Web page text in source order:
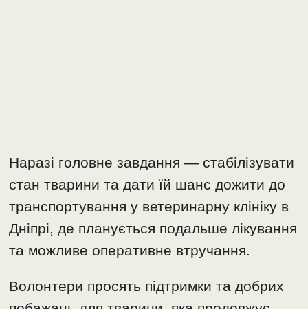
Наразі головне завдання — стабілізувати
стан тварини та дати їй шанс дожити до
транспортування у ветеринарну клініку в
Дніпрі, де планується подальше лікування
та можливе оперативне втручання.
Волонтери просять підтримки та добрих